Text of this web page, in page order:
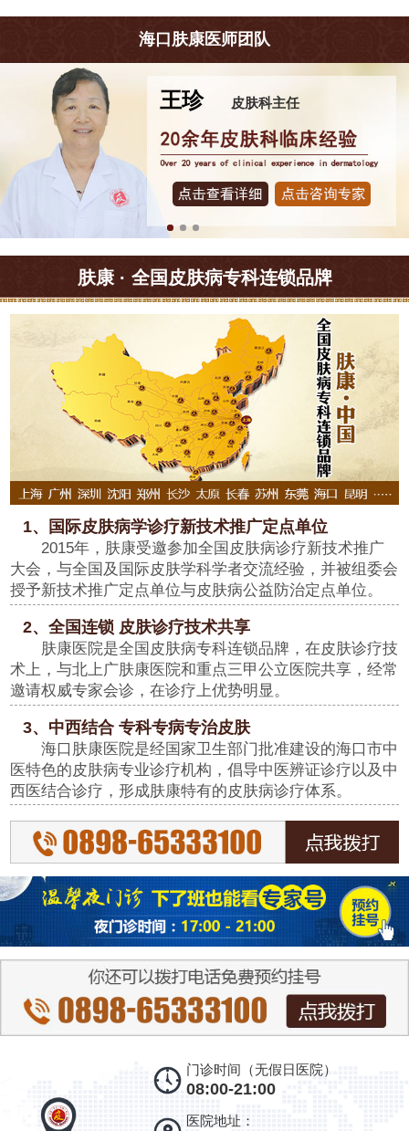
海口肤康医师团队
王珍 皮肤科主任
肤康 · 全国皮肤病专科连锁品牌
1、国际皮肤病学诊疗新技术推广定点单位
2015年，肤康受邀参加全国皮肤病诊疗新技术推广
大会，与全国及国际皮肤学科学者交流经验，并被组委会
授予新技术推广定点单位与皮肤病公益防治定点单位。
2、全国连锁 皮肤诊疗技术共享
肤康医院是全国皮肤病专科连锁品牌，在皮肤诊疗技
术上，与北上广肤康医院和重点三甲公立医院共享，经常
邀请权威专家会诊，在诊疗上优势明显。
3、中西结合 专科专病专治皮肤
海口肤康医院是经国家卫生部门批准建设的海口市中
医特色的皮肤病专业诊疗机构，倡导中医辨证诊疗以及中
西医结合诊疗，形成肤康特有的皮肤病诊疗体系。
门诊时间（无假日医院）
08:00-21:00
医院地址：